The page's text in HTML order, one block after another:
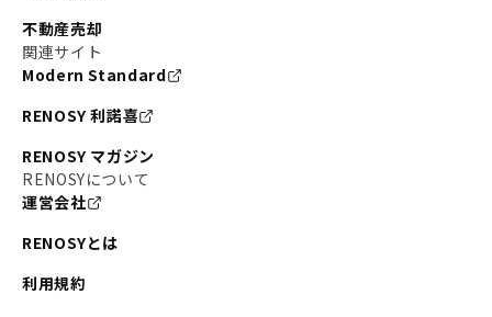
不動産売却
関連サイト
Modern Standard
RENOSY 利諾喜
RENOSY マガジン
RENOSYについて
運営会社
RENOSYとは
利用規約